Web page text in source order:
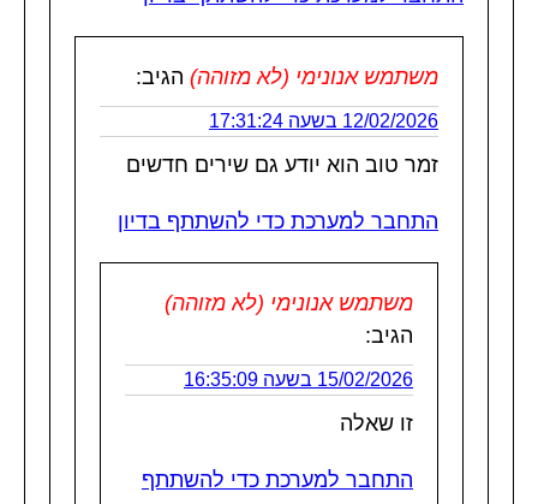
משתמש אנונימי (לא מזוהה) הגיב:
12/02/2026 בשעה 17:31:24
זמר טוב הוא יודע גם שירים חדשים
התחבר למערכת כדי להשתתף בדיון
משתמש אנונימי (לא מזוהה)
הגיב:
15/02/2026 בשעה 16:35:09
זו שאלה
התחבר למערכת כדי להשתתף